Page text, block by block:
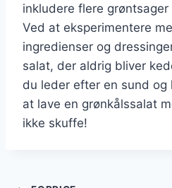
inkludere flere
Ved at eksperimentere
ingredienser og
salat, der aldrig bliver
du leder efter en sund
at lave en grønkålssalat
ikke skuffe!